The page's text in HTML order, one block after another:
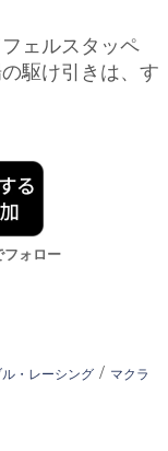
ェルスタッペ
駆け引きは、す
フォロー
・レーシング / マクラ